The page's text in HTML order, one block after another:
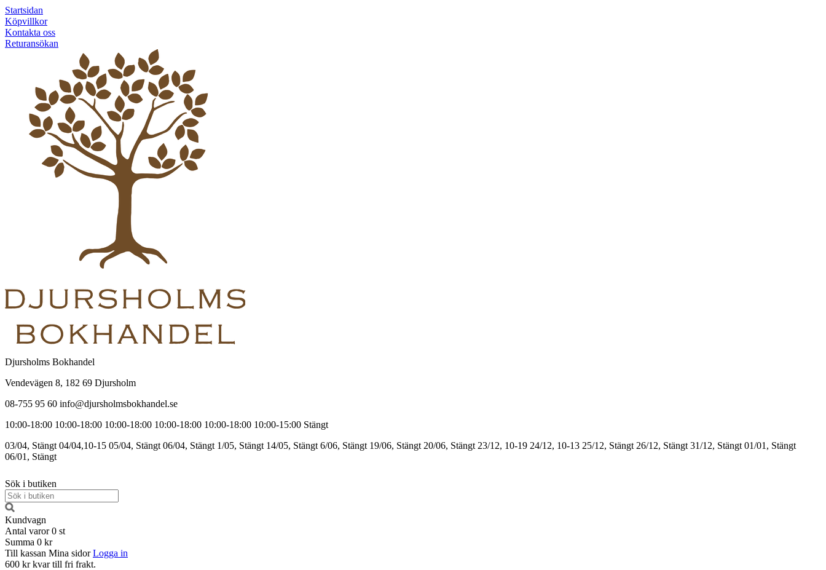
Startsidan
Köpvillkor
Kontakta oss
Returansökan
Djursholms Bokhandel
Vendevägen 8, 182 69 Djursholm
08-755 95 60 info@djursholmsbokhandel.se
10:00-18:00 10:00-18:00 10:00-18:00 10:00-18:00 10:00-18:00 10:00-15:00 Stängt
03/04, Stängt 04/04,10-15 05/04, Stängt 06/04, Stängt 1/05, Stängt 14/05, Stängt 6/06, Stängt 19/06, Stängt 20/06, Stängt 23/12, 10-19 24/12, 10-13 25/12, Stängt 26/12, Stängt 31/12, Stängt 01/01, Stängt
06/01, Stängt
Sök i butiken
Kundvagn
Antal varor 0 st
Summa 0 kr
Till kassan Mina sidor Logga in
600 kr kvar till fri frakt.